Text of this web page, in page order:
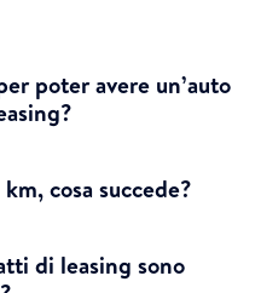
poter avere un’auto
cosa succede?
di leasing sono